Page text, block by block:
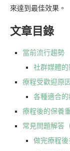
來達到最佳效果。
文章目錄
當前流行趨勢
社群媒體的
療程受歡迎原因
各種適合
療程後的保養
常見問題解答（
做完療程後